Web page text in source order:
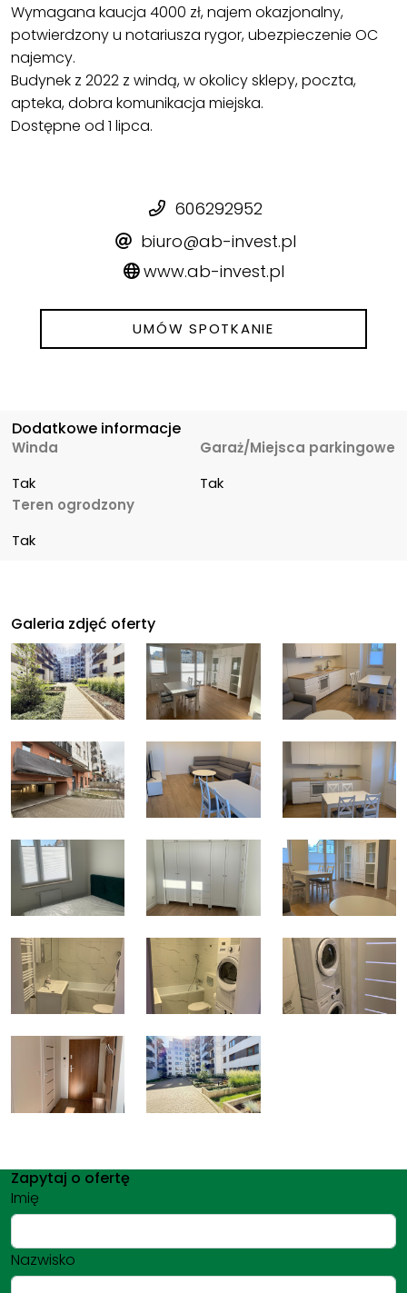
Wymagana kaucja 4000 zł, najem okazjonalny,
potwierdzony u notariusza rygor, ubezpieczenie OC
najemcy.
Budynek z 2022 z windą, w okolicy sklepy, poczta,
apteka, dobra komunikacja miejska.
Dostępne od 1 lipca.
606292952
biuro@ab-invest.pl
www.ab-invest.pl
UMÓW SPOTKANIE
Dodatkowe informacje
Winda
Tak
Garaż/Miejsca parkingowe
Tak
Teren ogrodzony
Tak
Galeria zdjęć oferty
Zapytaj o ofertę
Imię
Nazwisko